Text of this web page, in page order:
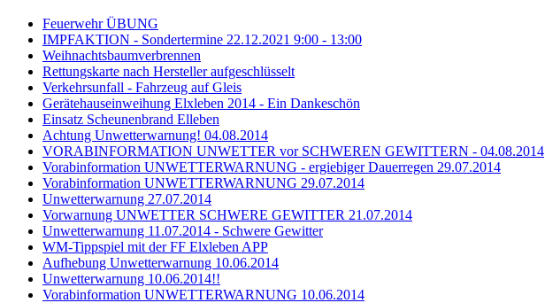
Feuerwehr ÜBUNG
IMPFAKTION - Sondertermine 22.12.2021 9:00 - 13:00
Weihnachtsbaumverbrennen
Rettungskarte nach Hersteller aufgeschlüsselt
Verkehrsunfall - Fahrzeug auf Gleis
Gerätehauseinweihung Elxleben 2014 - Ein Dankeschön
Einsatz Scheunenbrand Elleben
Achtung Unwetterwarnung! 04.08.2014
VORABINFORMATION UNWETTER vor SCHWEREN GEWITTERN - 04.08.2014
Vorabinformation UNWETTERWARNUNG - ergiebiger Dauerregen 29.07.2014
Vorabinformation UNWETTERWARNUNG 29.07.2014
Unwetterwarnung 27.07.2014
Vorwarnung UNWETTER SCHWERE GEWITTER 21.07.2014
Unwetterwarnung 11.07.2014 - Schwere Gewitter
WM-Tippspiel mit der FF Elxleben APP
Aufhebung Unwetterwarnung 10.06.2014
Unwetterwarnung 10.06.2014!!
Vorabinformation UNWETTERWARNUNG 10.06.2014